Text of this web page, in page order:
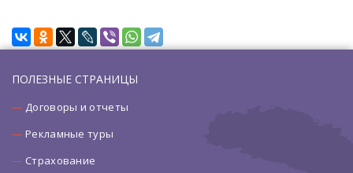
ПОЛЕЗНЫЕ СТРАНИЦЫ
Договоры и отчеты
Рекламные туры
Страхование